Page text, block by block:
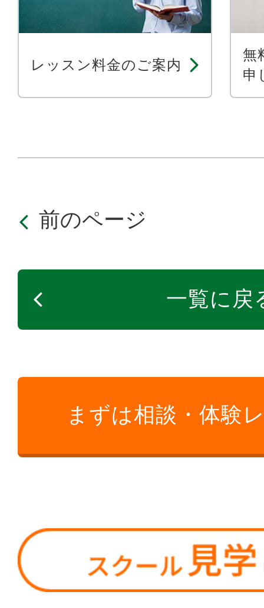
レッスン料金のご案内
無
申
前のページ
一覧に戻
まずは相談・体験